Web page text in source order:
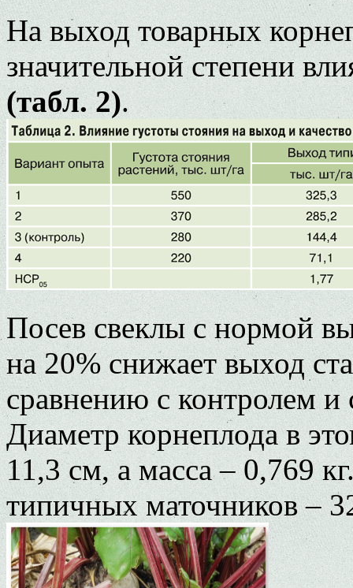
На выход товарных
значительной степени
(табл. 2).
Посев свеклы с нормой
на 20% снижает выход
сравнению с контролем и
Диаметр корнеплода в
11,3 см, а масса – 0,769
типичных маточников –